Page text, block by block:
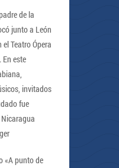
de la
junto a León
el Teatro Ópera
En este
invitados
fue
«A punto de